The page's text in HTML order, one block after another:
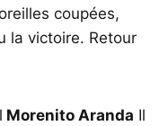
coupées,
la victoire. Retour
Morenito Aranda Il